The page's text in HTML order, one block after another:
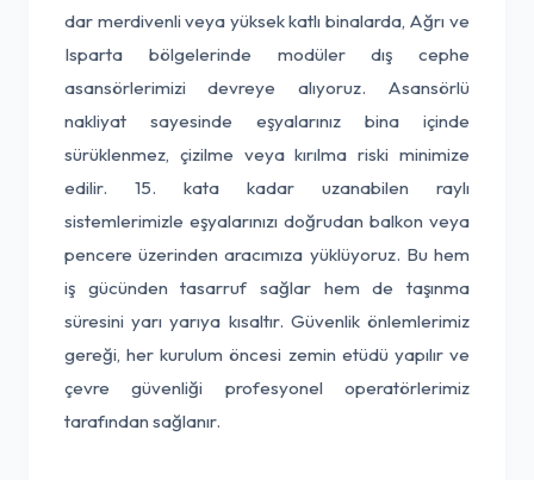
dar merdivenli veya yüksek katlı binalarda, Ağrı ve
Isparta bölgelerinde modüler dış cephe
asansörlerimizi devreye alıyoruz. Asansörlü
nakliyat sayesinde eşyalarınız bina içinde
sürüklenmez, çizilme veya kırılma riski minimize
edilir. 15. kata kadar uzanabilen raylı
sistemlerimizle eşyalarınızı doğrudan balkon veya
pencere üzerinden aracımıza yüklüyoruz. Bu hem
iş gücünden tasarruf sağlar hem de taşınma
süresini yarı yarıya kısaltır. Güvenlik önlemlerimiz
gereği, her kurulum öncesi zemin etüdü yapılır ve
çevre güvenliği profesyonel operatörlerimiz
tarafından sağlanır.